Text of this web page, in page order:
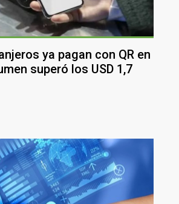
ya pagan con QR en
superó los USD 1,7